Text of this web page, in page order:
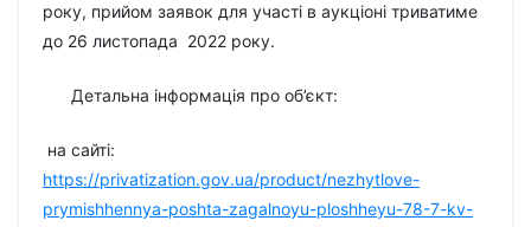
року, прийом заявок для участі в аукціоні триватиме
до 26 листопада 2022 року.
Детальна інформація про об’єкт:
на сайті:
https://privatization.gov.ua/product/nezhytlove-
prymishhennya-poshta-zagalnoyu-ploshheyu-78-7-kv-